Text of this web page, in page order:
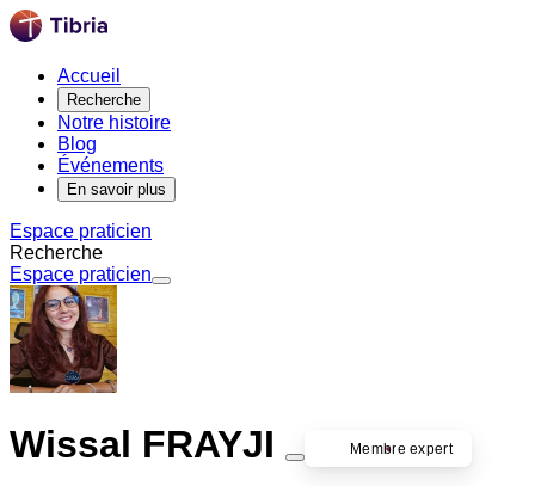
Accueil
Recherche
Notre histoire
Blog
Événements
En savoir plus
Espace praticien
Recherche
Espace praticien
Wissal FRAYJI Membre expert